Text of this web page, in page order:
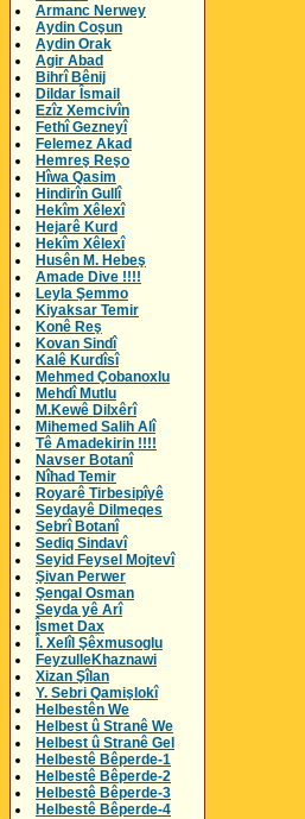
Armanc Nerwey
Aydin Coşun
Aydin Orak
Agir Abad
Bihrî Bênij
Dildar Îsmail
Ezîz Xemcivîn
Fethî Gezneyî
Felemez Akad
Hemreş Reşo
Hîwa Qasim
Hindirîn Gullî
Hekîm Xêlexî
Hejarê Kurd
Hekîm Xêlexî
Husên M. Hebeş
Amade Dive !!!!
Leyla Şemmo
Kiyaksar Temir
Konê Reş
Kovan Sindî
Kalê Kurdîsî
Mehmed Çobanoxlu
Mehdî Mutlu
M.Kewê Dilxêrî
Mihemed Salih Alî
Tê Amadekirin !!!!
Navser Botanî
Nîhad Temir
Royarê Tirbesipîyê
Seydayê Dilmeqes
Sebrî Botanî
Sediq Sindavî
Seyid Feysel Mojtevî
Şivan Perwer
Şengal Osman
Seyda yê Arî
Îsmet Dax
Î. Xelîl Şêxmusoglu
FeyzulleKhaznawi
Xizan Şîlan
Y. Sebri Qamişlokî
Helbestên We
Helbest û Stranê We
Helbest û Stranê Gel
Helbestê Bêperde-1
Helbestê Bêperde-2
Helbestê Bêperde-3
Helbestê Bêperde-4